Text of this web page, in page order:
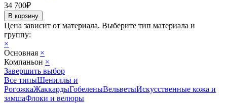
34 700₽
Цена зависит от материала. Выберите тип материала и
группу:
×
Основная ×
Компаньон ×
Завершить выбор
Все типыШениллы и
РогожкаЖаккардыГобеленыВельветыИскусственные кожа и
замшаФлоки и велюры